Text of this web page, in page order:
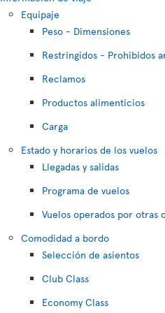
Equipaje
Peso - Dimensiones
Restringidos - Prohibidos
Reclamos
Productos alimenticios
Carga
Estado y horarios de los vuelos
Llegadas y salidas
Programa de vuelos
Vuelos operados por otras
Comodidad a bordo
Selección de asientos
Club Class
Economy Class